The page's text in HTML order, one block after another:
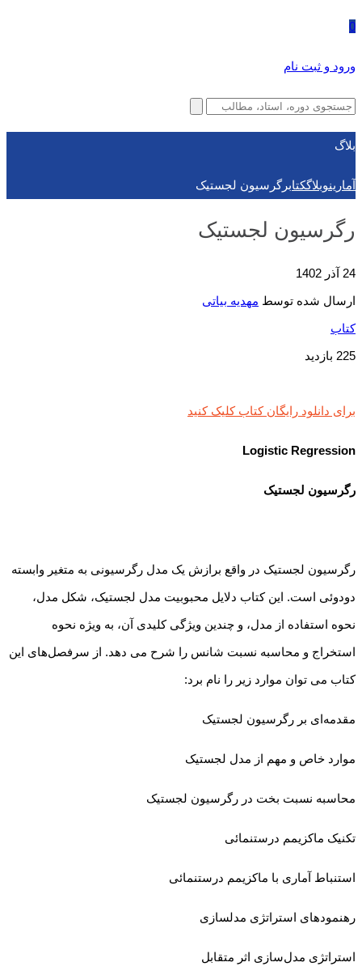
0
ورود و ثبت نام
بلاگ
آمارینوبلاگکتابرگرسیون لجستیک
رگرسیون لجستیک
24 آذر 1402
ارسال شده توسط مهدیه بیاتی
کتاب
225 بازدید
برای دانلود رایگان کتاب کلیک کنید
Logistic Regression
رگرسیون لجستیک
رگرسیون لجستیک در واقع برازش یک مدل رگرسیونی به متغیر وابسته
دودوئی است. این کتاب دلایل محبوبیت مدل لجستیک، شکل مدل،
نحوه استفاده از مدل، و چندین ویژگی کلیدی آن، به ویژه نحوه
استخراج و محاسبه نسبت شانس را شرح می دهد. از سرفصل‌های این
کتاب می توان موارد زیر را نام برد:
مقدمه‌ای بر رگرسیون لجستیک
موارد خاص و مهم از مدل لجستیک
محاسبه نسبت بخت‌ در رگرسیون لجستیک
تکنیک ماکزیمم درستنمائی
استنباط آماری با ماکزیمم درستنمائی
رهنمودهای استراتژی مدلسازی
استراتژی مدل‌سازی اثر متقابل